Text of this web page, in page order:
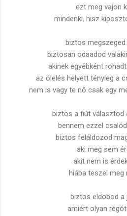
ezt meg vajon
mindenki, hisz
biztos megszeged
biztosan odaadod
akinek egyébként
az ölelés helyett tényleg a
nem is vagy te nő csak egy
biztos a fiút választod
bennem ezzel
biztos feláldozod
aki meg sem
akit nem is
hiába teszel meg
biztos eldobod a
amiért olyan